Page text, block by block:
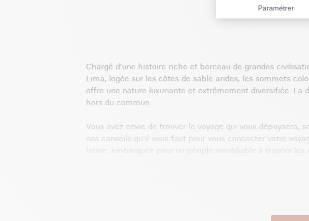
Chargé d'une histoire riche et berceau de grandes
Lima, logée sur les côtes de sable arides, les sommets
offre une nature luxuriante et extrêmement diversifiée. La
hors du commun.
Vous avez envie de trouver le voyage qui vous
nos conseils qu'il vous faut pour vous concocter votre
latine. Embarquez pour un périple inoubliable à travers les
CIRCUIT AU PÉROU SUR MESURE : QUE